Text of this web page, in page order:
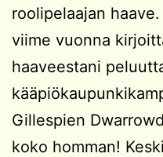
roolipelaajan
viime vuonna
haaveestani
Gillespien
koko homman!